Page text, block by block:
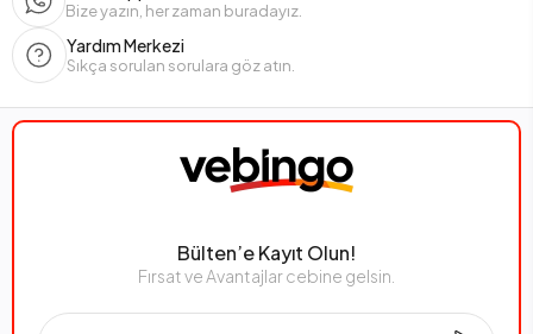
Bize yazın, her zaman buradayız.
Yardım Merkezi
Sıkça sorulan sorulara göz atın.
Bülten’e Kayıt Olun!
Fırsat ve Avantajlar cebine gelsin.